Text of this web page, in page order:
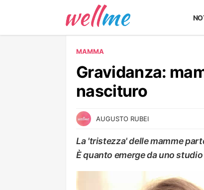
MAMMA
Gravidanza:
nascituro
AUGUSTO RUBEI
La 'tristezza' delle mamme
È quanto emerge da uno studio